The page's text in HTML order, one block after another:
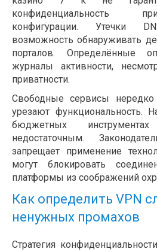
конфиденциальность
конфигурации. Утечки
возможность обнаруживать
порталов. Определённые
журналы активности,
приватности.
Свободные сервисы
урезают функциональность.
бюджетных
недостаточным.
запрещает применение
могут блокировать
платформы из соображений
Как определить VPN
ненужных промахов
Стратегия